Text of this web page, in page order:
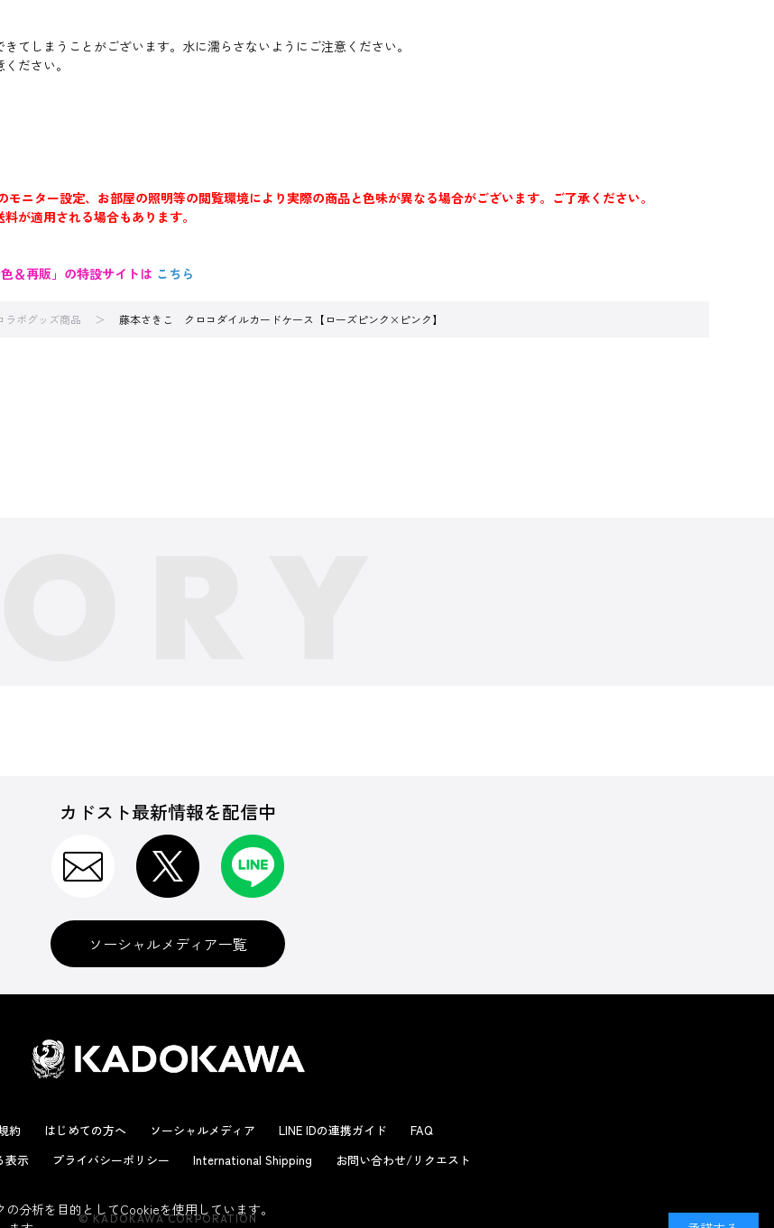
てしまうことがございます。水に濡らさないようにご注意ください。
ださい。
ニター設定、お部屋の照明等の閲覧環境により実際の商品と色味が異なる場合がございます。ご了承ください。
が適用される場合もあります。
＆再販」の特設サイトは こちら
ラボグッズ商品 藤本さきこ クロコダイルカードケース【ローズピンク×ピンク】
カドスト最新情報を配信中
ソーシャルメディア一覧
約 はじめての方へ ソーシャルメディア LINE IDの連携ガイド
FAQ
表示
プライバシーポリシー International Shipping お問い合わせ/リクエスト
© KADOKAWA CORPORATION
分析を目的としてCookieを使用しています。